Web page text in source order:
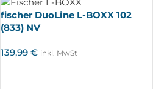
fischer DuoLine L-BOXX 102
(833) NV
139,99€ inkl. MwSt